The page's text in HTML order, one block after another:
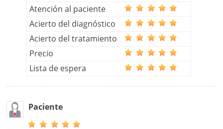
Atención al paciente
Acierto del diagnóstico
Acierto del tratamiento
Precio
Lista de espera
Paciente